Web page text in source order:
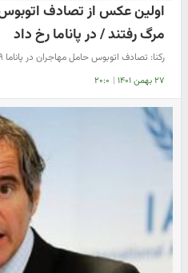
مرگ رفتند / در پاناما رخ داد
رکنا: تصادف اتوبوس حامل مهاجران در پاناما ۳۹ قربانی گرفت
۲۷ بهمن ۱۴۰۱ | ۲۰:۰